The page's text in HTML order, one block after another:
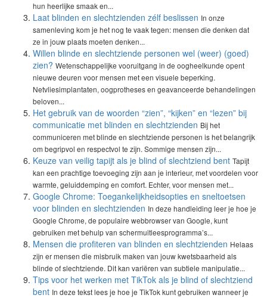
hun heerlijke smaak en...
Laat blinden en slechtzienden zélf beslissen In onze
samenleving kom je het nog te vaak tegen: mensen die denken dat
ze in jouw plaats moeten denken...
Willen blinde en slechtziende personen wel (weer) (goed)
zien? Wetenschappelijke vooruitgang in de oogheelkunde opent
nieuwe deuren voor mensen met een visuele beperking.
Netvliesimplantaten, oogprotheses en geavanceerde behandelingen
beloven...
Het gebruik van de woorden “zien”, “kijken” en “lezen” bij
communicatie met blinden en slechtzienden Bij het
communiceren met blinde en slechtziende personen is het belangrijk
om begripvol en respectvol te zijn. Sommige mensen zijn...
Keuze van veilig tapijt als je blind of slechtziend bent Tapijt
kan een prachtige toevoeging zijn aan je interieur, met voordelen voor
warmte, geluiddemping en comfort. Echter, voor mensen met...
Google Chrome: Toegankelijkheidsopties en sneltoetsen
voor blinden en slechtzienden In deze handleiding leer je hoe je
Google Chrome, de populaire webbrowser van Google, kunt
gebruiken met behulp van schermuitleesprogramma’s...
Mensen die profiteren van blinden en slechtzienden Helaas
zijn er mensen die misbruik maken van jouw kwetsbaarheid als
blinde of slechtziende. Dit kan variëren van subtiele manipulatie...
Tips voor het werken met TikTok als je blind of slechtziend
bent In deze tekst lees je hoe je TikTok kunt gebruiken wanneer je